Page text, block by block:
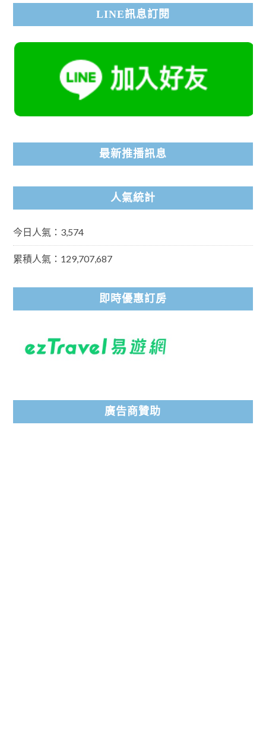
LINE訊息訂閱
最新推播訊息
人氣統計
今日人氣：3,574
累積人氣：129,707,687
即時優惠訂房
廣告商贊助